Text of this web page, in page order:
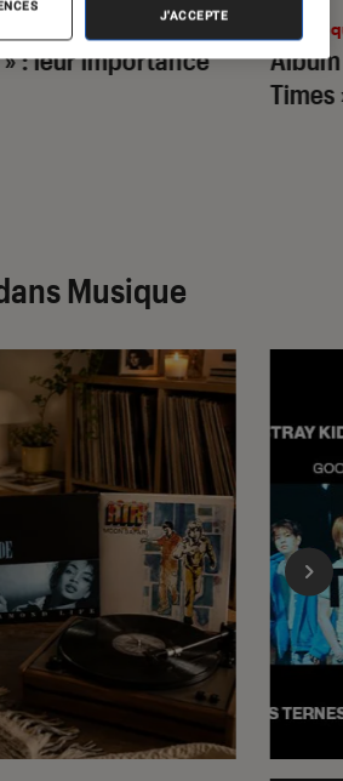
: leur importance
Times
Musique
J'ACCEPTE